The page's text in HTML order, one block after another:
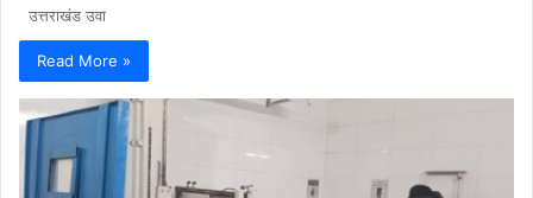
उत्तराखंड उवा
Read More »